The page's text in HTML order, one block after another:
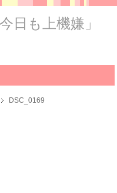
日も上機嫌」
DSC_0169